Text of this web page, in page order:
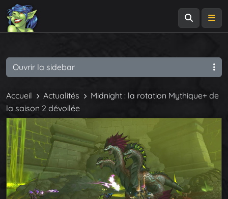
Accueil Actualités
Midnight : la rotation Mythique+ de
la saison 2 dévoilée
Ouvrir la sidebar